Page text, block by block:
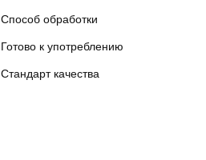
Способ обработки
Готово к употреблению
Стандарт качества